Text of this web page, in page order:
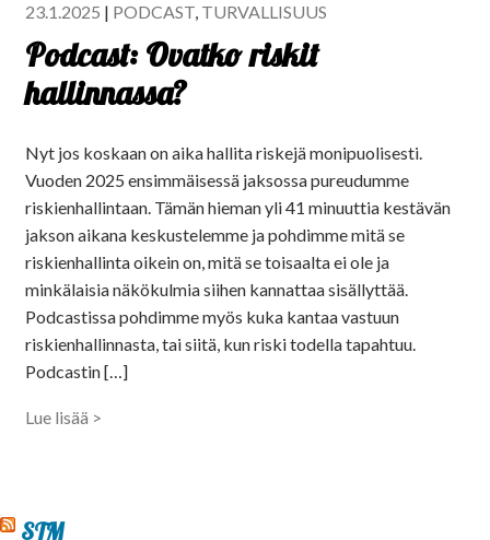
23.1.2025 | PODCAST, TURVALLISUUS
Podcast: Ovatko riskit
hallinnassa?
Nyt jos koskaan on aika hallita riskejä monipuolisesti.
Vuoden 2025 ensimmäisessä jaksossa pureudumme
riskienhallintaan. Tämän hieman yli 41 minuuttia kestävän
jakson aikana keskustelemme ja pohdimme mitä se
riskienhallinta oikein on, mitä se toisaalta ei ole ja
minkälaisia näkökulmia siihen kannattaa sisällyttää.
Podcastissa pohdimme myös kuka kantaa vastuun
riskienhallinnasta, tai siitä, kun riski todella tapahtuu.
Podcastin […]
Lue lisää >
STM